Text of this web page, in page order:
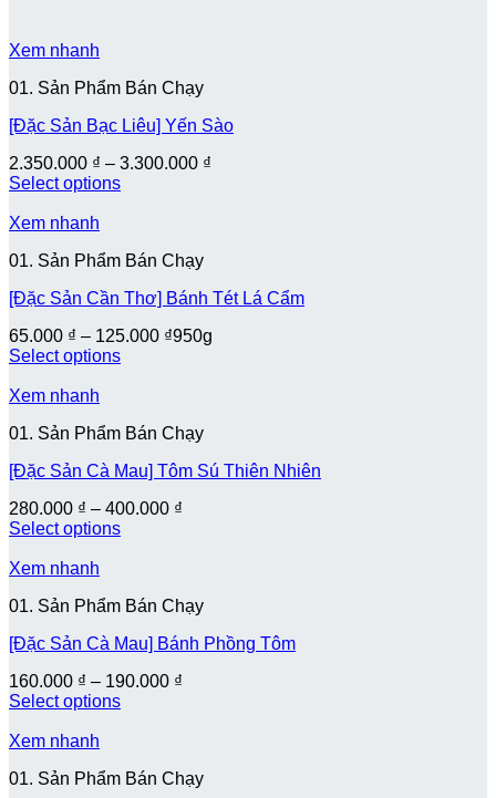
Xem nhanh
01. Sản Phẩm Bán Chạy
[Đặc Sản Bạc Liêu] Yến Sào
2.350.000 ₫ – 3.300.000 ₫
Select options
Xem nhanh
01. Sản Phẩm Bán Chạy
[Đặc Sản Cần Thơ] Bánh Tét Lá Cẩm
65.000 ₫ – 125.000 ₫950g
Select options
Xem nhanh
01. Sản Phẩm Bán Chạy
[Đặc Sản Cà Mau] Tôm Sú Thiên Nhiên
280.000 ₫ – 400.000 ₫
Select options
Xem nhanh
01. Sản Phẩm Bán Chạy
[Đặc Sản Cà Mau] Bánh Phồng Tôm
160.000 ₫ – 190.000 ₫
Select options
Xem nhanh
01. Sản Phẩm Bán Chạy